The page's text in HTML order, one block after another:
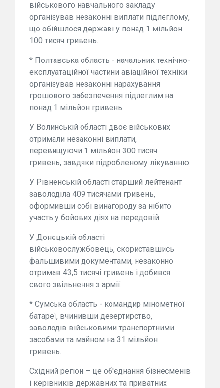
військового навчального закладу
організував незаконні виплати підлеглому,
що обійшлося державі у понад 1 мільйон
100 тисяч гривень.
* Полтавська область - начальник технічно-
експлуатаційної частини авіаційної техніки
організував незаконні нарахування
грошового забезпечення підлеглим на
понад 1 мільйон гривень.
У Волинській області двоє військових
отримали незаконні виплати,
перевищуючи 1 мільйон 300 тисяч
гривень, завдяки підробленому лікуванню.
У Рівненській області старший лейтенант
заволоділа 409 тисячами гривень,
оформивши собі винагороду за нібито
участь у бойових діях на передовій.
У Донецькій області
військовослужбовець, скориставшись
фальшивими документами, незаконно
отримав 43,5 тисячі гривень і добився
свого звільнення з армії.
* Сумська область - командир мінометної
батареї, вчинивши дезертирство,
заволодів військовими транспортними
засобами та майном на 31 мільйон
гривень.
Східний регіон – це об'єднання бізнесменів
і керівників державних та приватних